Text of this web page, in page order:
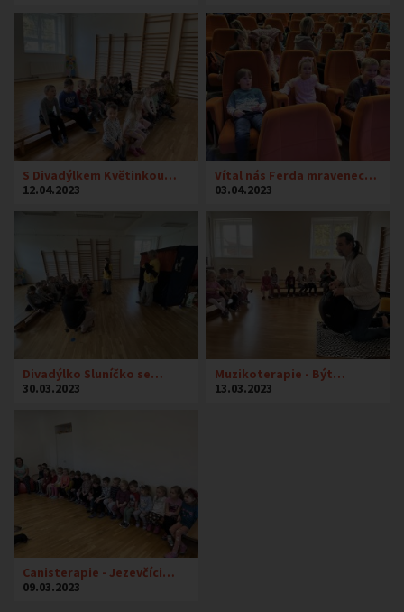
S Divadýlkem Květinkou…
12.04.2023
Vítal nás Ferda mravenec…
03.04.2023
Divadýlko Sluníčko se…
30.03.2023
Muzikoterapie - Být…
13.03.2023
Canisterapie - Jezevčíci…
09.03.2023